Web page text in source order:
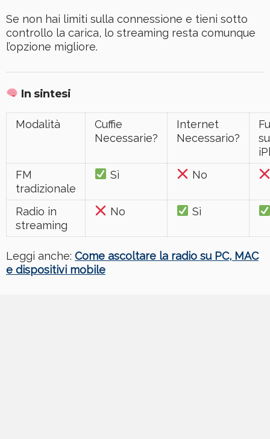
Se non hai limiti sulla connessione e tieni sotto
controllo la carica, lo streaming resta comunque
l’opzione migliore.
In sintesi
Modalità
Cuffie
Necessarie?
Internet
Necessario?
su
FM
tradizionale
Sì No
Radio in
streaming
No Sì
Leggi anche: Come ascoltare la radio su PC, MAC
e dispositivi mobile